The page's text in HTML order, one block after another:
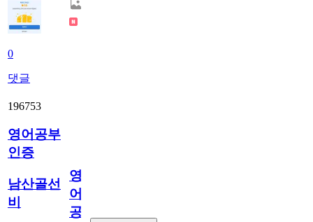
0
댓글
196753
영어공부
인증
남산골선
비
영
어
공